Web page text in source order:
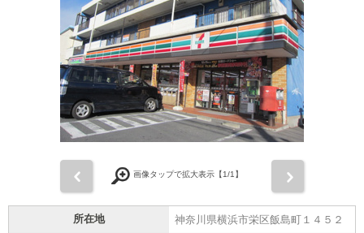
画像タップで拡大表示【1/1】
所在地 神奈川県横浜市栄区飯島町１４５２